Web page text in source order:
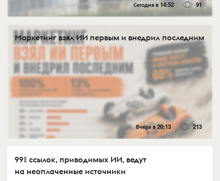
Сегодня в 14:52 91
Маркетинг взял ИИ первым и внедрил последним
Вчера в 20:13 213
99% ссылок, приводимых ИИ, ведут
на неоплаченные источники